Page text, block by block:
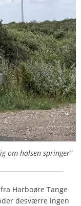
om halsen springer”
Harboøre Tange
desværre ingen